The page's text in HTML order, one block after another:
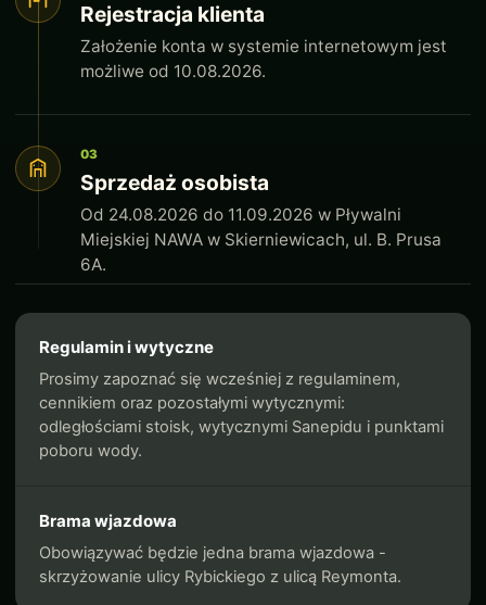
Rejestracja klienta
Założenie konta w systemie internetowym jest
możliwe od 10.08.2026.
03
Sprzedaż osobista
Od 24.08.2026 do 11.09.2026 w Pływalni
Miejskiej NAWA w Skierniewicach, ul. B. Prusa
6A.
Regulamin i wytyczne
Prosimy zapoznać się wcześniej z regulaminem,
cennikiem oraz pozostałymi wytycznymi:
odległościami stoisk, wytycznymi Sanepidu i punktami
poboru wody.
Brama wjazdowa
Obowiązywać będzie jedna brama wjazdowa -
skrzyżowanie ulicy Rybickiego z ulicą Reymonta.